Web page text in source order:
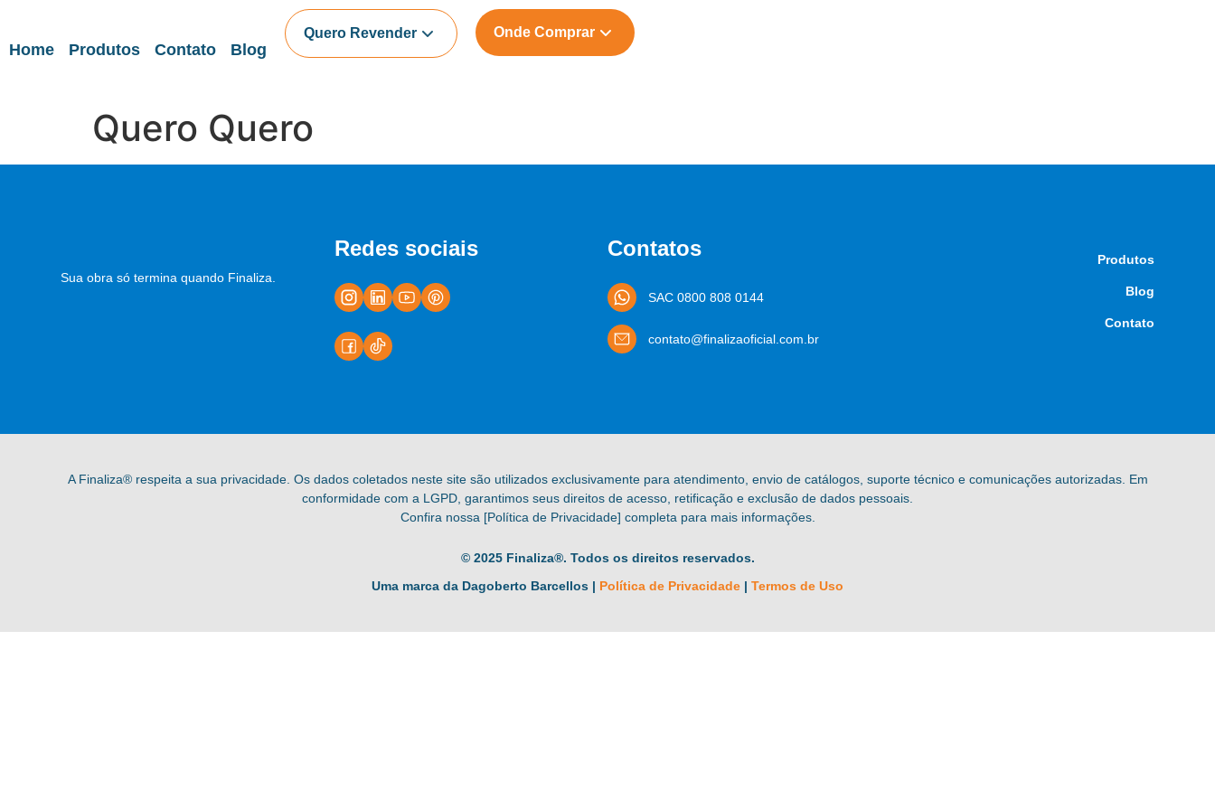
Home Produtos Contato Blog
Quero Revender Onde Comprar
Quero Quero
Sua obra só termina quando Finaliza.
Redes sociais Contatos
SAC 0800 808 0144
contato@finalizaoficial.com.br
Produtos
Blog
Contato
A Finaliza® respeita a sua privacidade. Os dados coletados neste site são utilizados exclusivamente para atendimento, envio de catálogos, suporte técnico e comunicações autorizadas. Em
conformidade com a LGPD, garantimos seus direitos de acesso, retificação e exclusão de dados pessoais.
Confira nossa [Política de Privacidade] completa para mais informações.
© 2025 Finaliza®. Todos os direitos reservados.
Uma marca da Dagoberto Barcellos | Política de Privacidade | Termos de Uso